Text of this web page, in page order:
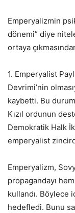
Emperyalizmin
dönemi” diye
ortaya
1. Emperyalist
Devrimi’nin
kaybetti. Bu durum
Kızıl ordunun
Demokratik Halk
emperyalist
Emperyalizm,
propagandayı
kullandı. Böylece
hedefledi. Bunu